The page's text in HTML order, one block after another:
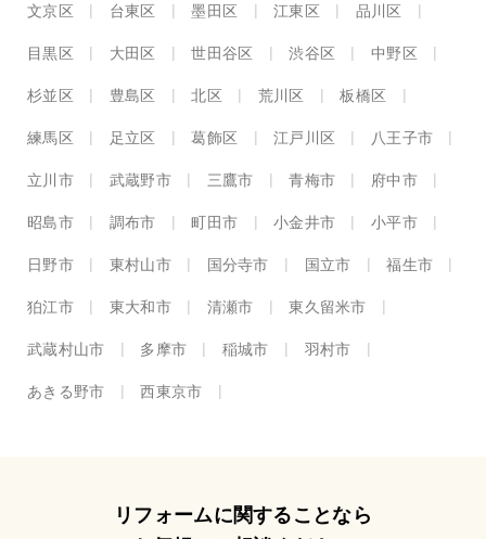
文京区 台東区 墨田区 江東区 品川区
目黒区 大田区 世田谷区 渋谷区 中野区
杉並区 豊島区 北区 荒川区 板橋区
練馬区 足立区 葛飾区 江戸川区 八王子市
立川市 武蔵野市 三鷹市 青梅市 府中市
昭島市 調布市 町田市 小金井市 小平市
日野市 東村山市 国分寺市 国立市 福生市
狛江市 東大和市 清瀬市 東久留米市
武蔵村山市 多摩市 稲城市 羽村市
あきる野市 西東京市
リフォームに関することなら